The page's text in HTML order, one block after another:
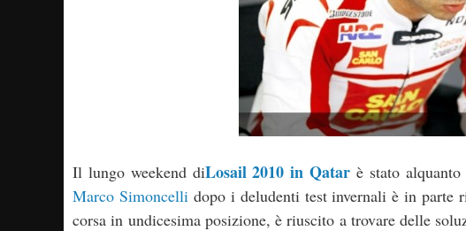
Il lungo weekend diLosail 2010 in Qatar è stato
Marco Simoncellidopo i deludenti test invernali è in parte
corsa in undicesima posizione, è riuscito a trovare delle